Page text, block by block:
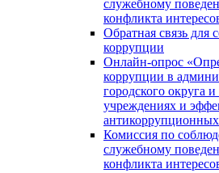
служебному
конфликта
Обратная связь для
коррупции
Онлайн-опрос
коррупции в
городского округа
учреждениях и
Комиссия по
служебному
конфликта